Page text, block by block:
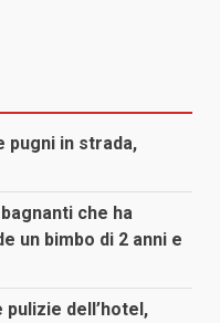
pugni in strada,
che ha
un bimbo di 2 anni e
dell’hotel,